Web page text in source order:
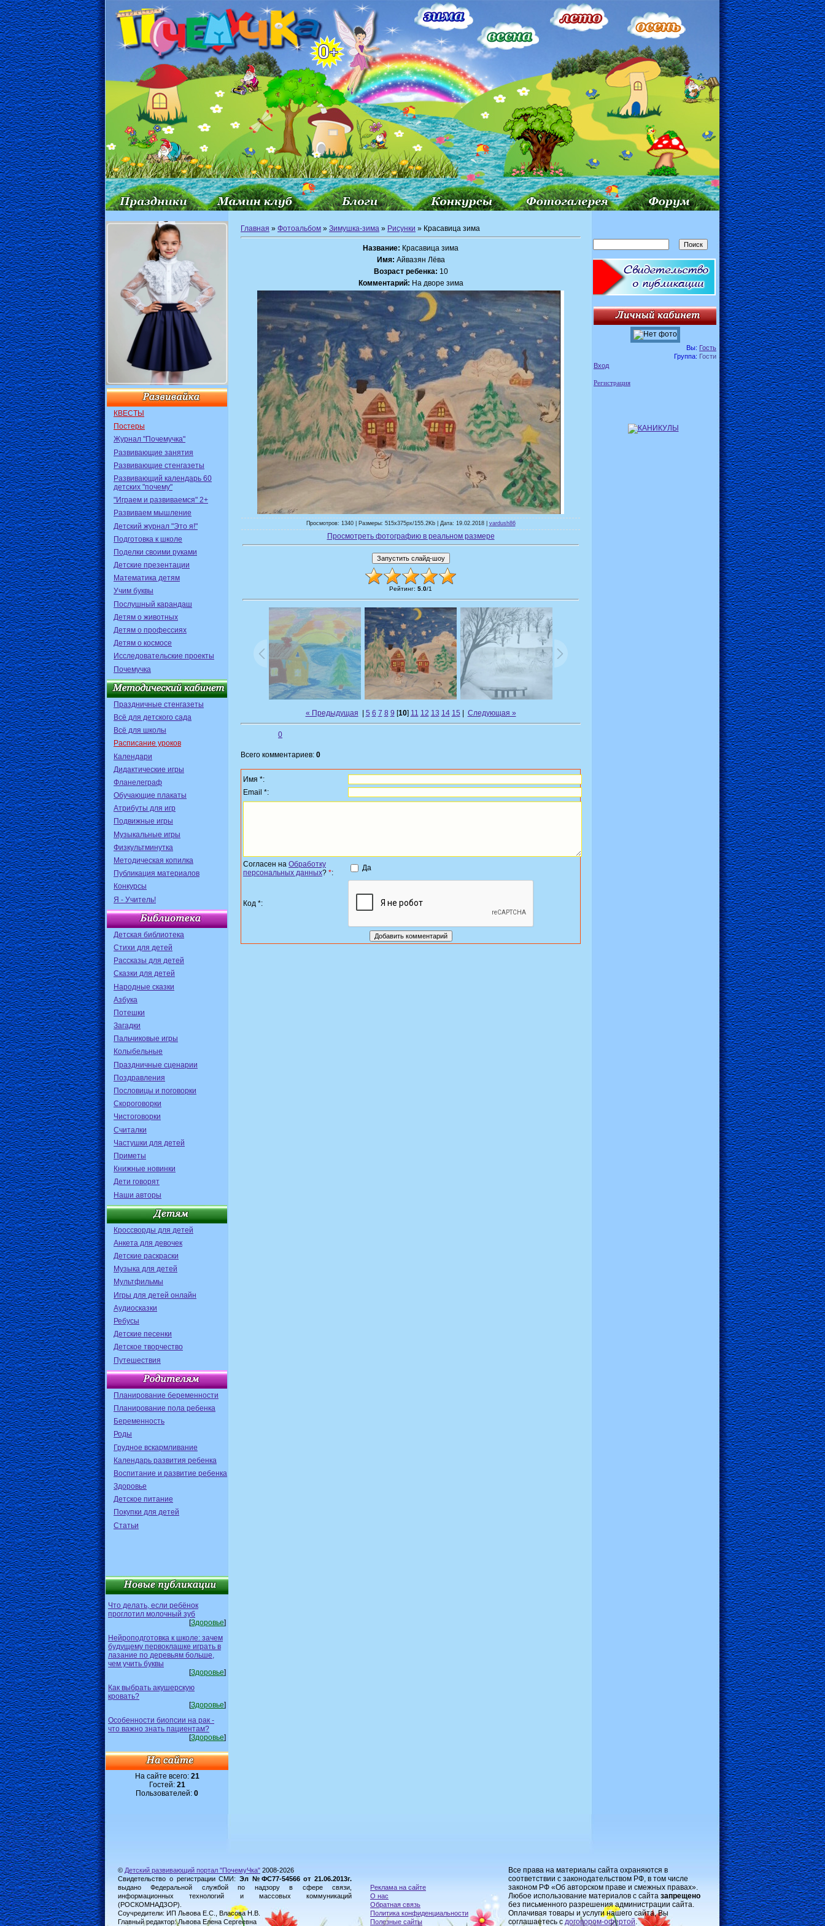
КВЕСТЫ
Постеры
Журнал "Почемучка"
Развивающие занятия
Развивающие стенгазеты
Развивающий календарь 60
детских "почему"
"Играем и развиваемся" 2+
Развиваем мышление
Детский журнал "Это я!"
Подготовка к школе
Поделки своими руками
Детские презентации
Математика детям
Учим буквы
Послушный карандаш
Детям о животных
Детям о профессиях
Детям о космосе
Исследовательские проекты
Почемучка
Праздничные стенгазеты
Всё для детского сада
Всё для школы
Расписание уроков
Календари
Дидактические игры
Фланелеграф
Обучающие плакаты
Атрибуты для игр
Подвижные игры
Музыкальные игры
Физкультминутка
Методическая копилка
Публикация материалов
Конкурсы
Я - Учитель!
Детская библиотека
Стихи для детей
Рассказы для детей
Сказки для детей
Народные сказки
Азбука
Потешки
Загадки
Пальчиковые игры
Колыбельные
Праздничные сценарии
Поздравления
Пословицы и поговорки
Скороговорки
Чистоговорки
Считалки
Частушки для детей
Приметы
Книжные новинки
Дети говорят
Наши авторы
Кроссворды для детей
Анкета для девочек
Детские раскраски
Музыка для детей
Мультфильмы
Игры для детей онлайн
Аудиосказки
Ребусы
Детские песенки
Детское творчество
Путешествия
Планирование беременности
Планирование пола ребенка
Беременность
Роды
Грудное вскармливание
Календарь развития ребенка
Воспитание и развитие ребенка
Здоровье
Детское питание
Покупки для детей
Статьи
Что делать, если ребёнок
проглотил молочный зуб
[Здоровье]
Нейроподготовка к школе: зачем
будущему первоклашке играть в
лазание по деревьям больше,
чем учить буквы
[Здоровье]
Как выбрать акушерскую
кровать?
[Здоровье]
Особенности биопсии на рак -
что важно знать пациентам?
[Здоровье]
На сайте всего: 21
Гостей: 21
Пользователей: 0
Главная » Фотоальбом » Зимушка-зима » Рисунки » Красавица зима
Название: Красавица зима
Имя: Айвазян Лёва
Возраст ребенка: 10
Комментарий: На дворе зима
Просмотров: 1340 | Размеры: 515x375px/155.2Kb | Дата: 19.02.2018 | vardush86
Просмотреть фотографию в реальном размере
Рейтинг: 5.0/1
« Предыдущая 5 6 7 8 9 [10] 11 12 13 14 15 Следующая »
0
Всего комментариев: 0
Имя *:
Email *:
Согласен на Обработку
персональных данных? *:
Да
Код *:
Вы: Гость
Группа: Гости
Вход
Регистрация
© Детский развивающий портал "ПочемуЧка" 2008-2026
Свидетельство о регистрации СМИ: Эл №ФС77-54566 от 21.06.2013г.
выдано Федеральной службой по надзору в сфере связи,
информационных технологий и массовых коммуникаций
(РОСКОМНАДЗОР).
Соучредители: ИП Львова Е.С., Власова Н.В.
Главный редактор: Львова Елена Сергеевна
Реклама на сайте
О нас
Обратная связь
Политика конфиденциальности
Полезные сайты
Все права на материалы сайта охраняются в
соответствии с законодательством РФ, в том числе
законом РФ «Об авторском праве и смежных правах».
Любое использование материалов с сайта запрещено
без письменного разрешения администрации сайта.
Оплачивая товары и услуги нашего сайта, Вы
соглашаетесь с договором-oфертой.